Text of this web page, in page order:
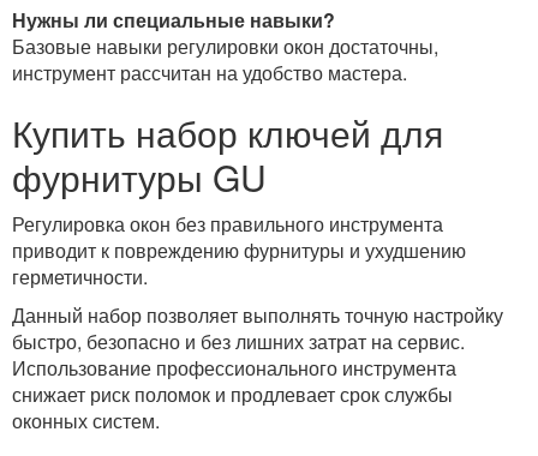
Нужны ли специальные навыки?
Базовые навыки регулировки окон достаточны,
инструмент рассчитан на удобство мастера.
Купить набор ключей для
фурнитуры GU
Регулировка окон без правильного инструмента
приводит к повреждению фурнитуры и ухудшению
герметичности.
Данный набор позволяет выполнять точную настройку
быстро, безопасно и без лишних затрат на сервис.
Использование профессионального инструмента
снижает риск поломок и продлевает срок службы
оконных систем.